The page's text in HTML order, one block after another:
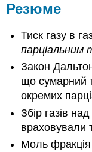
Резюме
Тиск газу в
парціальним
Закон
що сумарний
окремих
Збір газів
враховували
Моль